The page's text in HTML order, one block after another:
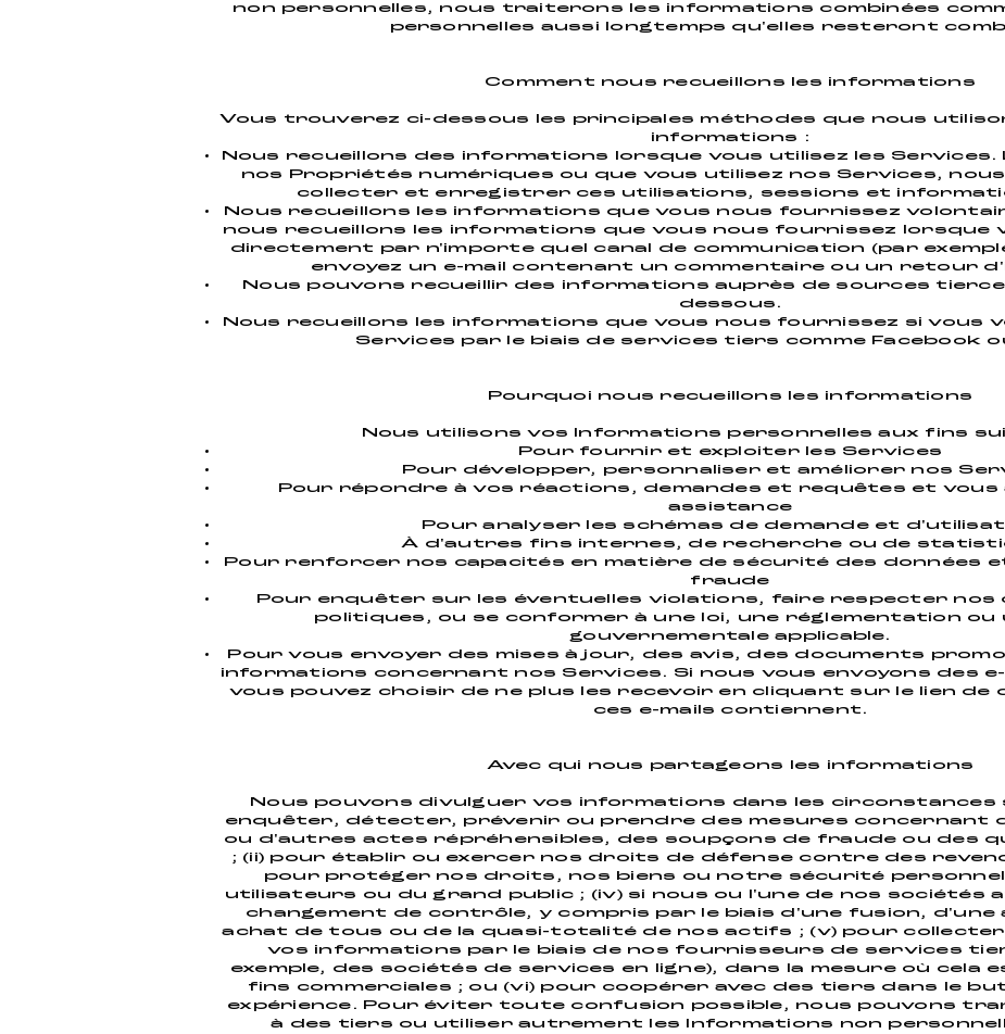
non personnelles, nous traiterons les informations combinées
personnelles aussi longtemps qu'elles resteront
Comment nous recueillons les informations
Vous trouverez ci-dessous les principales méthodes que nous
informations :
Nous recueillons des informations lorsque vous utilisez les
nos Propriétés numériques ou que vous utilisez nos Services,
collecter et enregistrer ces utilisations, sessions et
Nous recueillons les informations que vous nous fournissez
nous recueillons les informations que vous nous fournissez lorsque
directement par n'importe quel canal de communication (par
envoyez un e-mail contenant un commentaire ou un retour
Nous pouvons recueillir des informations auprès de sources
dessous.
Nous recueillons les informations que vous nous fournissez si vous
Services par le biais de services tiers comme Facebook
Pourquoi nous recueillons les informations
Nous utilisons vos Informations personnelles aux fins
Pour fournir et exploiter les Services
Pour développer, personnaliser et améliorer nos
Pour répondre à vos réactions, demandes et requêtes et
assistance
Pour analyser les schémas de demande et
À d'autres fins internes, de recherche ou de
Pour renforcer nos capacités en matière de sécurité des données
fraude
Pour enquêter sur les éventuelles violations, faire respecter nos
politiques, ou se conformer à une loi, une réglementation
gouvernementale applicable.
Pour vous envoyer des mises à jour, des avis, des documents
informations concernant nos Services. Si nous vous envoyons des
vous pouvez choisir de ne plus les recevoir en cliquant sur le lien de
ces e-mails contiennent.
Avec qui nous partageons les informations
Nous pouvons divulguer vos informations dans les circonstances
enquêter, détecter, prévenir ou prendre des mesures concernant
ou d'autres actes répréhensibles, des soupçons de fraude ou des
; (ii) pour établir ou exercer nos droits de défense contre des
pour protéger nos droits, nos biens ou notre sécurité
utilisateurs ou du grand public ; (iv) si nous ou l'une de nos sociétés
changement de contrôle, y compris par le biais d'une fusion, d'une
achat de tous ou de la quasi-totalité de nos actifs ; (v) pour
vos informations par le biais de nos fournisseurs de services
exemple, des sociétés de services en ligne), dans la mesure où cela
fins commerciales ; ou (vi) pour coopérer avec des tiers dans le
expérience. Pour éviter toute confusion possible, nous pouvons
à des tiers ou utiliser autrement les Informations non